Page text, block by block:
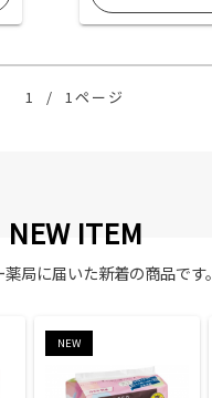
1 / 1ページ
NEW ITEM
局に届いた新着の商品です。
NEW